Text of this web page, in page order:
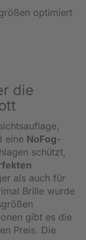
optimiert
die
eine NoFog-
schützt,
als auch für
Brille wurde
gibt es die
Preis. Die